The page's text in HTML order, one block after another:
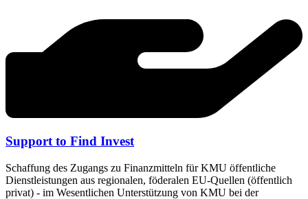
Support to Find Invest
Schaffung des Zugangs zu Finanzmitteln für KMU öffentliche
Dienstleistungen aus regionalen, föderalen EU-Quellen (öffentlich
privat) - im Wesentlichen Unterstützung von KMU bei der